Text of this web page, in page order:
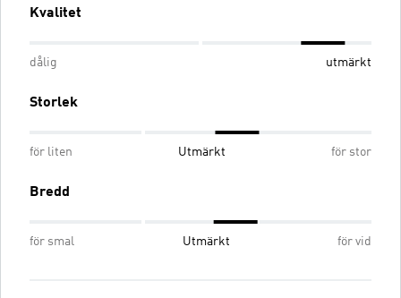
Kvalitet
dålig utmärkt
Storlek
för liten Utmärkt för stor
Bredd
för smal Utmärkt för vid